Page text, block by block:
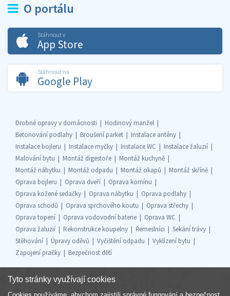
O portálu
Stáhnout v
App Store
Stáhnout na
Google Play
Drobné opravy v domácnosti
Hodinový manžel
Betonování podlahy
Broušení parket
Instalace antény
Instalace bojleru
Instalace myčky Instalace WC
Instalace žaluzií
Malování bytu
Montáž digestoře
Montáž kuchyně
Montáž nábytku
Montáž odpadu Montáž okapů
Montáž skříně
Oprava bojleru
Oprava dveří
Oprava komínu
Oprava kožené sedačky
Oprava nábytku
Oprava podlahy
Oprava schodů
Oprava sprchového koutu
Oprava střechy
Oprava topení
Oprava vodovodní baterie
Oprava WC
Oprava žaluzií
Rekonstrukce koupelny Řemeslníci
Sekání trávy
Stěhování
Úpravy oděvů Vyčištění odpadu
Vyklízení bytu
Zapojení pračky
Bezpečnost dětí
Tyto stránky využívají cookies